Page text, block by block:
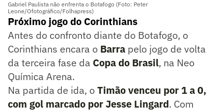
Gabriel Paulista não enfrenta o Botafogo (Foto: Peter
Leone/Ofotográfico/Folhapress)
Próximo jogo do Corinthians
Antes do confronto diante do Botafogo, o
Corinthians encara o Barra pelo jogo de volta
da terceira fase da Copa do Brasil, na Neo
Química Arena.
Na partida de ida, oTimão venceu por 1 a 0,
com gol marcado por Jesse Lingard. Com